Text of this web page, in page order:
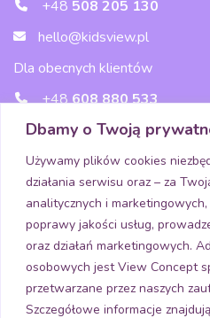
Dbamy o Twoją
Używamy plików cookies
działania serwisu oraz – za
analitycznych i
poprawy jakości usług,
oraz działań marketingowych.
osobowych jest View Concept
przetwarzane przez naszych
Szczegółowe informacje
+48 508 205 130
hello@kidsview.pl
Dla obecnych klientów
+48608 880 533
wsparcie@kidsview.pl
Media
Pobierz aplikację